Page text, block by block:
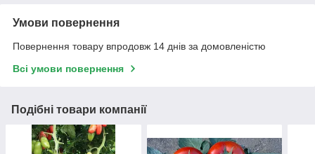
Умови повернення
Повернення товару впродовж 14 днів за домовленістю
Всі умови повернення
Подібні товари компанії